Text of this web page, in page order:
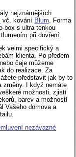
nejznámějších
vč. kování Blum . Forma
box s ultra tenkou
při dovření.
velmi specifický a
klienta. Po předem
čaje můžeme
do realizace. Za
představit jak by to
změny. I když nemáte
možnosti, zjistí
barev a možností
Vašeho domova a
nezávazné